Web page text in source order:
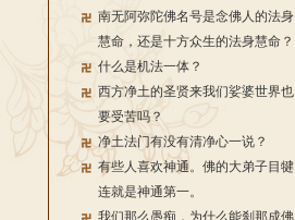
南无阿弥陀佛名号是念佛人的法身
慧命，还是十方众生的法身慧命？
什么是机法一体？
西方净土的圣贤来我们娑婆世界也
要受苦吗？
净土法门有没有清净心一说？
有些人喜欢神通。佛的大弟子目犍
连就是神通第一。
我们那么愚痴，为什么能刹那成佛